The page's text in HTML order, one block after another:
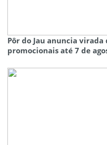
Pôr do Jau anuncia
promocionais até 7 de